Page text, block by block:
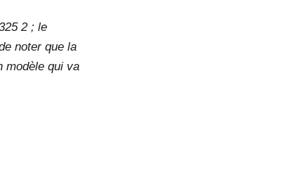
2 ; le
noter que la
modèle qui va